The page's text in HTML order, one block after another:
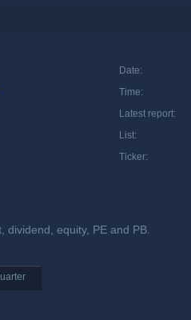
Date:
Time:
Latest report:
List:
Ticker:
equity, PE and PB.